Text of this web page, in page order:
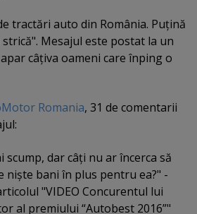
tractări auto din România. Puţină
Mesajul este postat la un
câţiva oameni care înping o
Romania, 31 de comentarii
scump, dar câţi nu ar încerca să
nişte bani în plus pentru ea?" -
"VIDEO Concurentul lui
al premiului “Autobest 2016”"